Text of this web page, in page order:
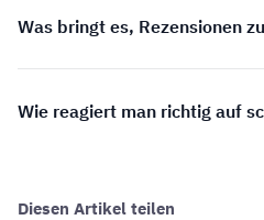
Was bringt es, Rezensionen
Wie reagiert man richtig auf
Diesen Artikel teilen